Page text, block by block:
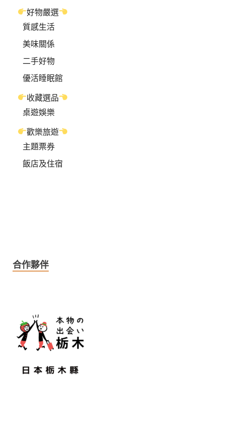
好物嚴選
質感生活
美味關係
二手好物
優活睡眠館
收藏選品
桌遊娛樂
歡樂旅遊
主題票券
飯店及住宿
合作夥伴